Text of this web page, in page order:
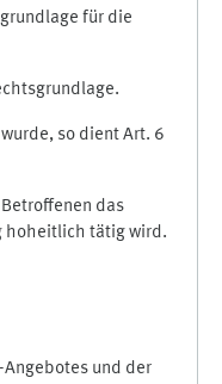
für die
so dient Art. 6
das
hoheitlich tätig wird.
und der